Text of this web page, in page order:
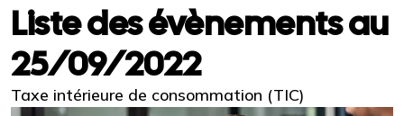
Liste des évènements au
25/09/2022
Taxe intérieure de consommation (TIC)